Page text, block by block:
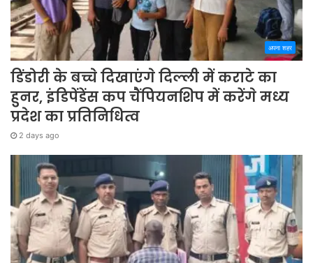
अपना शहर
डिंडोरी के बच्चे दिखाएंगे दिल्ली में कराटे का
हुनर, इंडिपेंडेंस कप चैंपियनशिप में करेंगे मध्य
प्रदेश का प्रतिनिधित्व
2 days ago